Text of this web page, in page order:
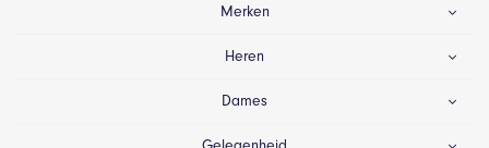
Merken
Heren
Dames